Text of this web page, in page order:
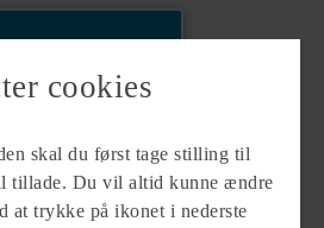
cookies
skal du først tage stilling til
tillade. Du vil altid kunne ændre
at trykke på ikonet i nederste